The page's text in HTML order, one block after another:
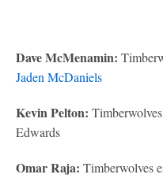
Dave McMenamin:
Jaden McDaniels
Kevin Pelton:
Edwards
Omar Raja: Timberwolves